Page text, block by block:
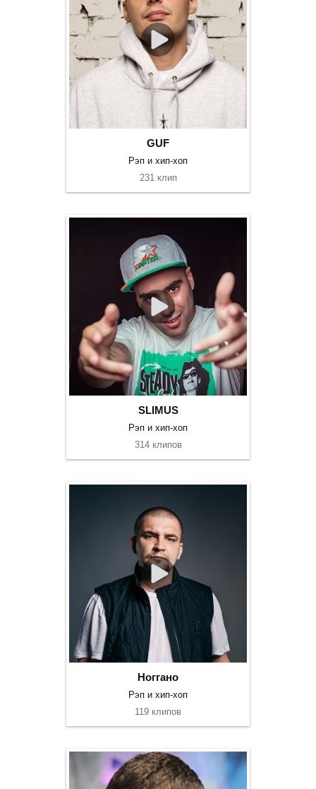
GUF
Рэп и хип-хоп
231 клип
SLIMUS
Рэп и хип-хоп
314 клипов
Ноггано
Рэп и хип-хоп
119 клипов